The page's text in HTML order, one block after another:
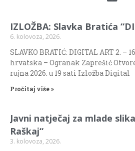
IZLOŽBA: Slavka Bratića
6. kolovoza, 2026.
SLAVKO BRATIĆ: DIGITAL ART 2. –
hrvatska – Ogranak Zaprešić
rujna 2026. u 19 sati Izložba Digital
Pročitaj više »
Javni natječaj za mlade
Raškaj“
3. kolovoza, 2026.